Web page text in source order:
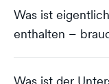
Was ist
enthalten –